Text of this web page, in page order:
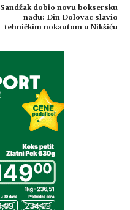
Sandžak dobio novu boksersku
nadu: Din Dolovac slavio
tehničkim nokautom u Nikšiću